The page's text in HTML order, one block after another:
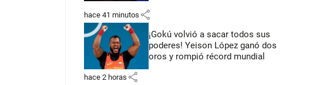
hace 41 minutos share
¡Gokú volvió a sacar todos sus
poderes! Yeison López ganó dos
oros y rompió récord mundial
hace 2 horas share